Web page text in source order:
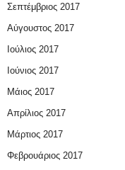
Σεπτέμβριος 2017
Αύγουστος 2017
Ιούλιος 2017
Ιούνιος 2017
Μάιος 2017
Απρίλιος 2017
Μάρτιος 2017
Φεβρουάριος 2017